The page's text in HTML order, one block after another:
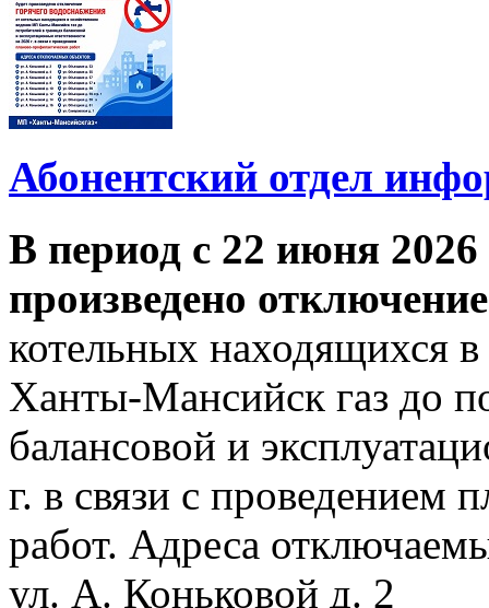
Абонентский отдел
В период с 22 июня 2026
произведено
котельных находящихся
Ханты-Мансийск газ до
балансовой и
г. в связи с проведением
работ. Адреса
ул. А. Коньковой д. 2